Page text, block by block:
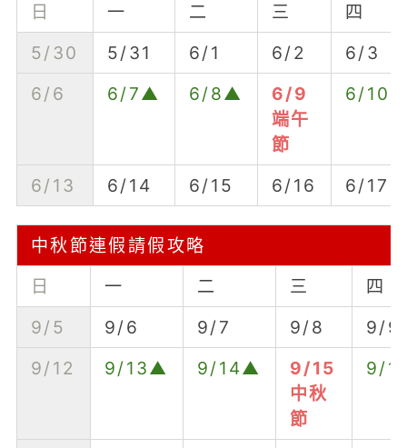
日
一 二 三
四
5/30
5/31 6/1 6/2
6/3
6/6
6/7▲ 6/8▲
6/9
端午
節
6/
6/13 6/14 6/15 6/16 6/17
中秋節連假請假攻略
日
一 二 三
四
9/5
9/6 9/7 9/8
9/9
9/12
9/13▲ 9/14▲
9/15
中秋
節
9/